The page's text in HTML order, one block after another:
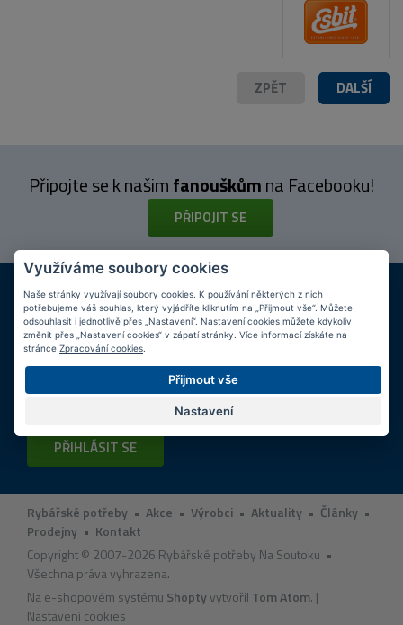
DALŠÍ
ZPĚT
Připojte se k našimfanouškůmna Facebooku!
PŘIPOJIT SE
DOPRAVA ZDARMA
Při nákupu nad 2 000 Kč
KAMENNÉ PRODEJNY
Jsme na trhu více než 10 let
Tipyk nákupu
Napište nám svůj e-mail a my vás budeme informovat
o zajímavých nabídkách!
PŘIHLÁSIT SE
Rybářské potřeby • Akce • Výrobci • Aktuality • Články •
Prodejny • Kontakt
Copyright © 2007-2026 Rybářské potřeby Na Soutoku •
Všechna práva vyhrazena.
Na e-shopovém systému Shoptyvytvořil Tom Atom. |
Nastavení cookies
Využíváme soubory cookies
Naše stránky využívají soubory cookies. K používání některých z nich
potřebujeme váš souhlas, který vyjádříte kliknutím na „Přijmout vše“. Můžete
odsouhlasit i jednotlivě přes „Nastavení“. Nastavení cookies můžete kdykoliv
změnit přes „Nastavení cookies“ v zápatí stránky. Více informací získáte na
stránce Zpracování cookies
Přijmout vše
Nastavení